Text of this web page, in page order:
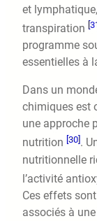
et
transpiration
programme
essentielles à
Dans un
chimiques est
une approche
nutrition [30].
nutritionnelle
l’activité
Ces effets
associés à